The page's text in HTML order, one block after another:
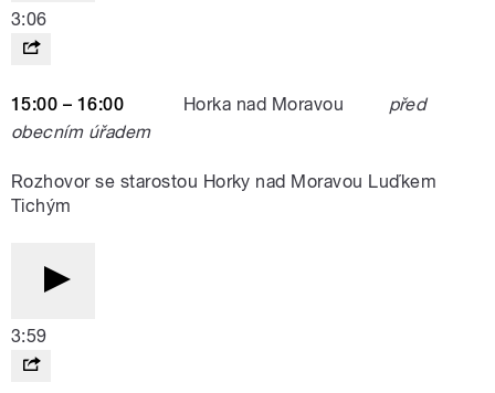
3:06
15:00 – 16:00 Horka nad Moravou před
obecním úřadem
Rozhovor se starostou Horky nad Moravou Luďkem
Tichým
3:59